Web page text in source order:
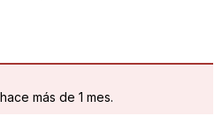
más de 1 mes.